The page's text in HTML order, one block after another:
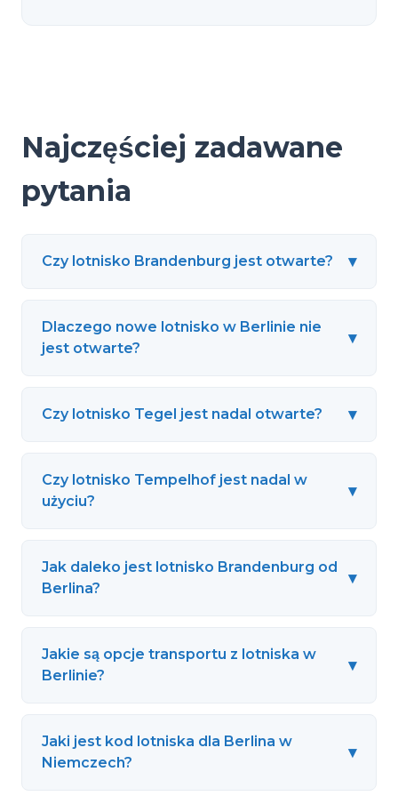
Najczęściej zadawane
pytania
Czy lotnisko Brandenburg jest otwarte? ▾
Dlaczego nowe lotnisko w Berlinie nie
jest otwarte?
▾
Czy lotnisko Tegel jest nadal otwarte? ▾
Czy lotnisko Tempelhof jest nadal w
użyciu?
▾
Jak daleko jest lotnisko Brandenburg od
Berlina?
▾
Jakie są opcje transportu z lotniska w
Berlinie?
▾
Jaki jest kod lotniska dla Berlina w
Niemczech?
▾